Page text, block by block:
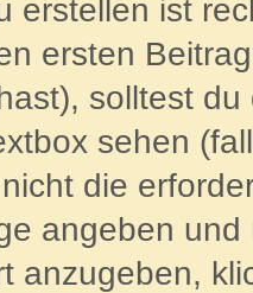
erstellen ist
ersten
solltest
sehen
die
angeben
anzugeben,